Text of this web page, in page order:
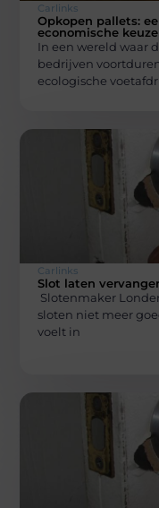
Carlinks
Opkopen pallets:
economische keuze
In een wereld waar
bedrijven
ecologische
Carlinks
Slot laten
Slotenmaker
sloten niet meer
voelt in